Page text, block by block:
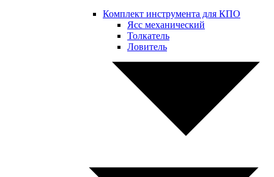
Комплект инструмента для КПО
Ясс механический
Толкатель
Ловитель